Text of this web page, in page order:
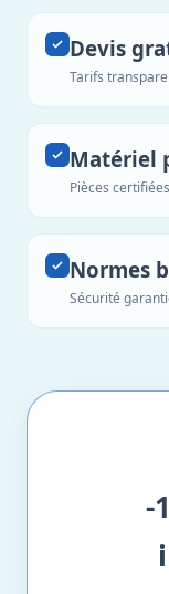
Devis
Tarifs
Matériel
Pièces certifiées
Normes
Sécurité
-